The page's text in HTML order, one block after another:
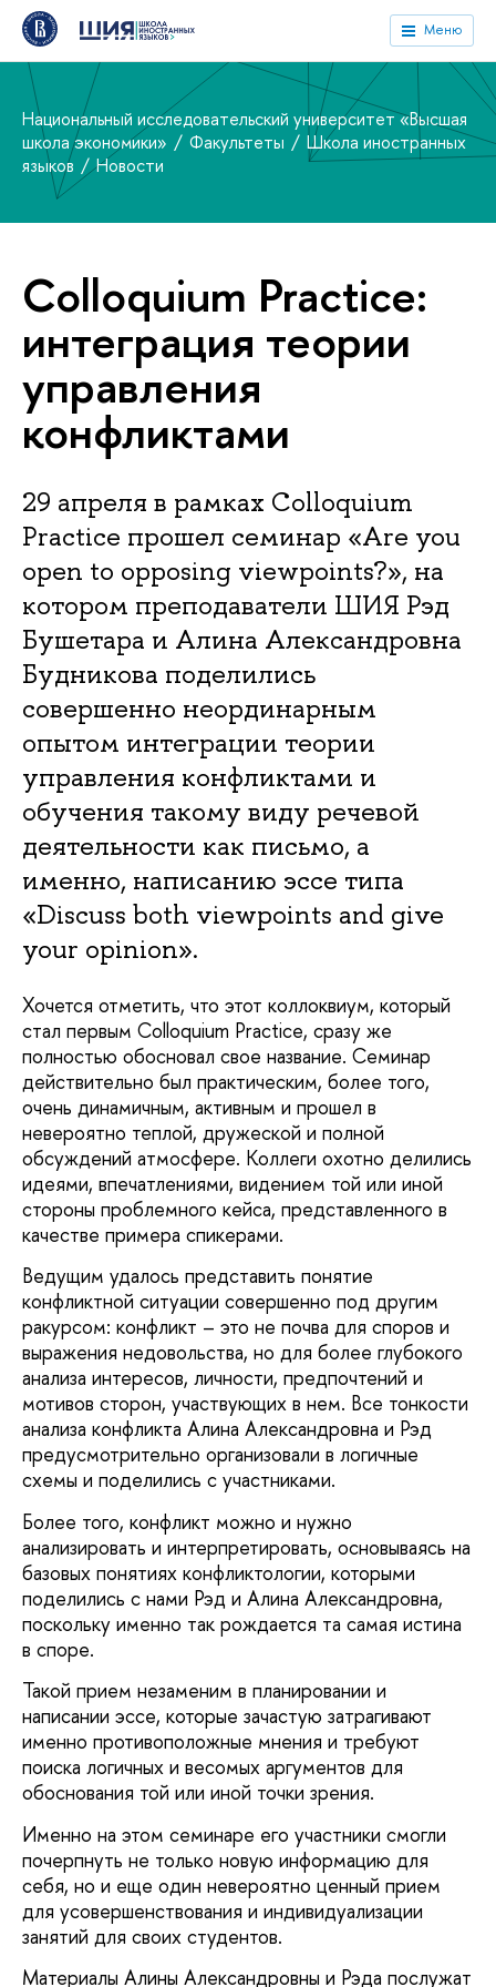
Меню
Национальный исследовательский университет «Высшая
школа экономики»
Факультеты
Школа иностранных
языков
Новости
Colloquium Practice:
интеграция теории
управления
конфликтами
29 апреля в рамках Colloquium
Practice прошел семинар «Are you
open to opposing viewpoints?», на
котором преподаватели ШИЯ Рэд
Бушетара и Алина Александровна
Будникова поделились
совершенно неординарным
опытом интеграции теории
управления конфликтами и
обучения такому виду речевой
деятельности как письмо, а
именно, написанию эссе типа
«Discuss both viewpoints and give
your opinion».
Хочется отметить, что этот коллоквиум, который
стал первым Colloquium Practice, сразу же
полностью обосновал свое название. Семинар
действительно был практическим, более того,
очень динамичным, активным и прошел в
невероятно теплой, дружеской и полной
обсуждений атмосфере. Коллеги охотно делились
идеями, впечатлениями, видением той или иной
стороны проблемного кейса, представленного в
качестве примера спикерами.
Ведущим удалось представить понятие
конфликтной ситуации совершенно под другим
ракурсом: конфликт – это не почва для споров и
выражения недовольства, но для более глубокого
анализа интересов, личности, предпочтений и
мотивов сторон, участвующих в нем. Все тонкости
анализа конфликта Алина Александровна и Рэд
предусмотрительно организовали в логичные
схемы и поделились с участниками.
Более того, конфликт можно и нужно
анализировать и интерпретировать, основываясь на
базовых понятиях конфликтологии, которыми
поделились с нами Рэд и Алина Александровна,
поскольку именно так рождается та самая истина
в споре.
Такой прием незаменим в планировании и
написании эссе, которые зачастую затрагивают
именно противоположные мнения и требуют
поиска логичных и весомых аргументов для
обоснования той или иной точки зрения.
Именно на этом семинаре его участники смогли
почерпнуть не только новую информацию для
себя, но и еще один невероятно ценный прием
для усовершенствования и индивидуализации
занятий для своих студентов.
Материалы Алины Александровны и Рэда послужат